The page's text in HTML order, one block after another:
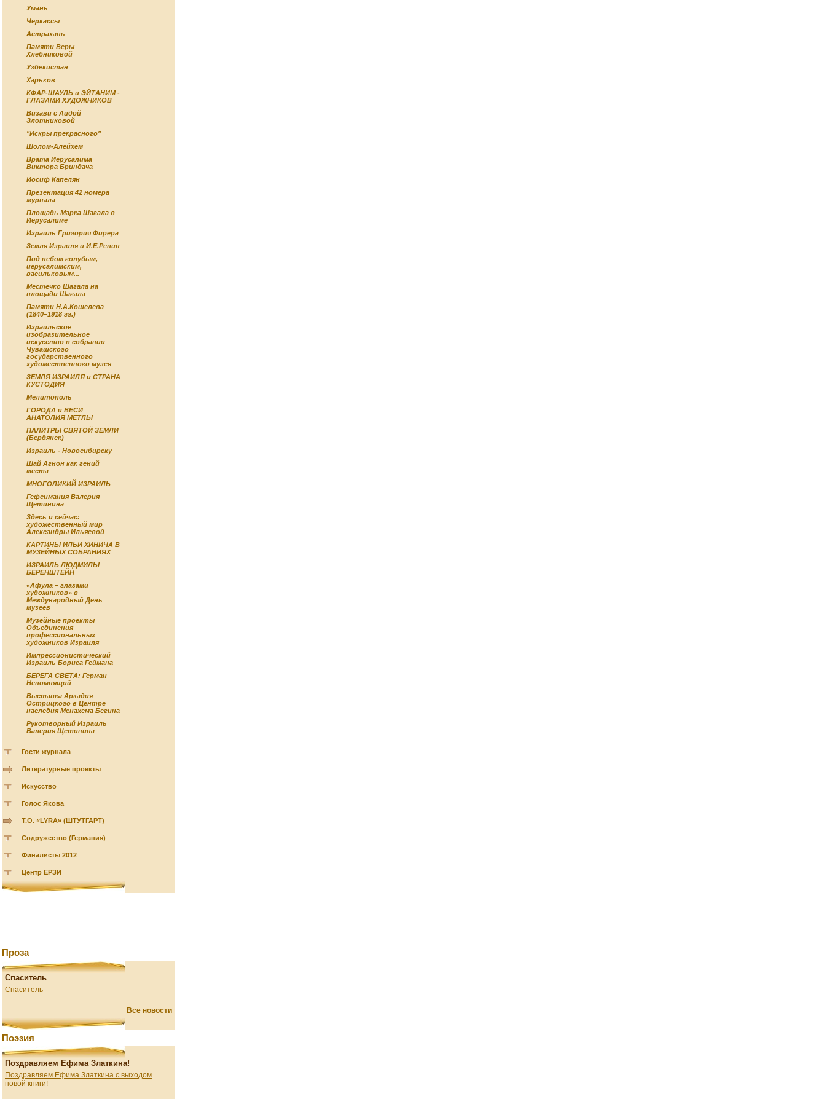
Умань
Черкассы
Астрахань
Памяти Веры
Хлебниковой
Узбекистан
Харьков
КФАР-ШАУЛЬ и ЭЙТАНИМ -
ГЛАЗАМИ ХУДОЖНИКОВ
Визави с Аидой
Злотниковой
"Искры прекрасного"
Шолом-Алейхем
Врата Иерусалима
Виктора Бриндача
Иосиф Капелян
Презентация 42 номера
журнала
Площадь Марка Шагала в
Иерусалиме
Израиль Григория Фирера
Земля Израиля и И.Е.Репин
Под небом голубым,
иерусалимским,
васильковым...
Местечко Шагала на
площади Шагала
Памяти Н.А.Кошелева
(1840–1918 гг.)
Израильское
изобразительное
искусство в собрании
Чувашского
государственного
художественного музея
ЗЕМЛЯ ИЗРАИЛЯ и СТРАНА
КУСТОДИЯ
Мелитополь
ГОРОДА и ВЕСИ
АНАТОЛИЯ МЕТЛЫ
ПАЛИТРЫ СВЯТОЙ ЗЕМЛИ
(Бердянск)
Израиль - Новосибирску
Шай Агнон как гений
места
МНОГОЛИКИЙ ИЗРАИЛЬ
Гефсимания Валерия
Щетинина
Здесь и сейчас:
художественный мир
Александры Ильяевой
КАРТИНЫ ИЛЬИ ХИНИЧА В
МУЗЕЙНЫХ СОБРАНИЯХ
ИЗРАИЛЬ ЛЮДМИЛЫ
БЕРЕНШТЕЙН
«Афула – глазами
художников» в
Международный День
музеев
Музейные проекты
Объединения
профессиональных
художников Израиля
Импрессионистический
Израиль Бориса Геймана
БЕРЕГА СВЕТА: Герман
Непомнящий
Выставка Аркадия
Острицкого в Центре
наследия Менахема Бегина
Рукотворный Израиль
Валерия Щетинина
Гости журнала
Литературные проекты
Искусство
Голос Якова
Т.О. «LYRA» (ШТУТГАРТ)
Содружество (Германия)
Финалисты 2012
Центр ЕРЗИ
Проза
Спаситель
Спаситель
Все новости
Поэзия
Поздравляем Ефима Златкина!
Поздравляем Ефима Златкина с выходом
новой книги!